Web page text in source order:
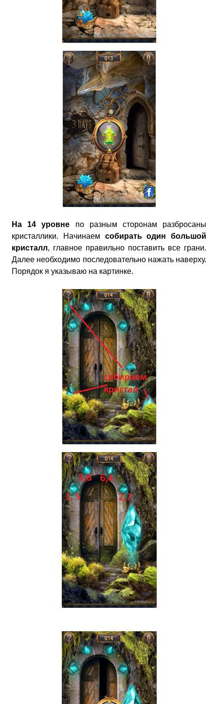
На 14 уровне по разным сторонам разбросаны
кристаллики. Начинаем собирать один большой
кристалл, главное правильно поставить все грани.
Далее необходимо последовательно нажать наверху.
Порядок я указываю на картинке.